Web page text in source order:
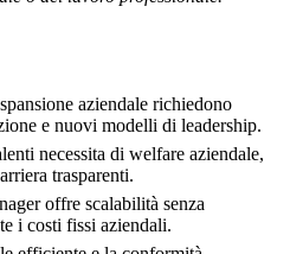
aziendale richiedono
e nuovi modelli di leadership.
necessita di welfare aziendale,
trasparenti.
offre scalabilità senza
i costi fissi aziendali.